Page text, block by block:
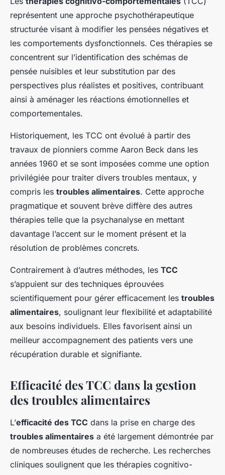
représentent une approche psychothérapeutique
structurée visant à modifier les pensées négatives et
les comportements dysfonctionnels. Ces thérapies se
concentrent sur l’identification des schémas de
pensée nuisibles et leur substitution par des
perspectives plus réalistes et positives, contribuant
ainsi à aménager les réactions émotionnelles et
comportementales.
Historiquement, les TCC ont évolué à partir des
travaux de pionniers comme Aaron Beck dans les
années 1960 et se sont imposées comme une option
privilégiée pour traiter divers troubles mentaux, y
compris les troubles alimentaires. Cette approche
pragmatique et souvent brève diffère des autres
thérapies telle que la psychanalyse en mettant
davantage l’accent sur le moment présent et la
résolution de problèmes concrets.
Contrairement à d’autres méthodes, les TCC
s’appuient sur des techniques éprouvées
scientifiquement pour gérer efficacement les troubles
alimentaires, soulignant leur flexibilité et adaptabilité
aux besoins individuels. Elles favorisent ainsi un
meilleur accompagnement des patients vers une
récupération durable et signifiante.
Efficacité des TCC dans la gestion
des troubles alimentaires
L’efficacité des TCC dans la prise en charge des
troubles alimentaires a été largement démontrée par
de nombreuses études de recherche. Les recherches
cliniques soulignent que les thérapies cognitivo-